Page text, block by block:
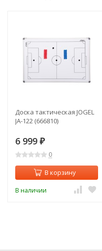
Доска тактическая JOGEL
JA-122 (666810)
6 999 ₽
0
В корзину
В наличии